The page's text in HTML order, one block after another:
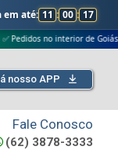
em até: 11 : 00 : 17
no interior de Goiás
nosso APP
Fale Conosco
(62) 3878-3333